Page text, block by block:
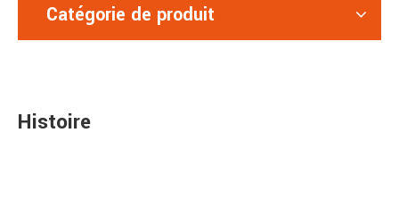
Catégorie de produit
Histoire